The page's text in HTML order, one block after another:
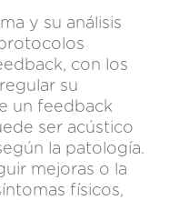
y su análisis
con los
su
un feedback
ser acústico
la patología.
mejoras o la
físicos,